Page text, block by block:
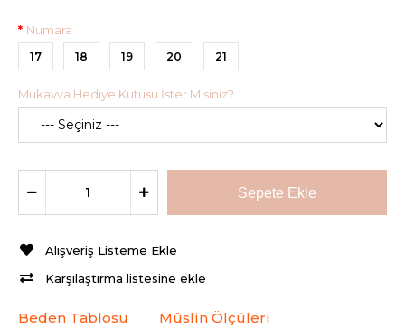
Numara
17 18 19 20 21
Mukavva Hediye Kutusu İster Misiniz?
Alışveriş Listeme Ekle
Karşılaştırma listesine ekle
Beden Tablosu Müslin Ölçüleri